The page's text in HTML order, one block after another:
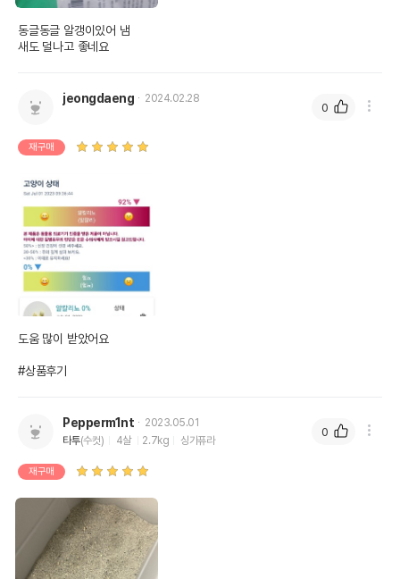
동글동글 알갱이있어 냄
새도 덜나고 좋네요
jeongdaeng 2024.02.28
재구매
도움 많이 받았어요
#상품후기
0
Pepperm1nt
2023.05.01
타투(수컷) 4살 2.7kg 싱가퓨라
재구매
0